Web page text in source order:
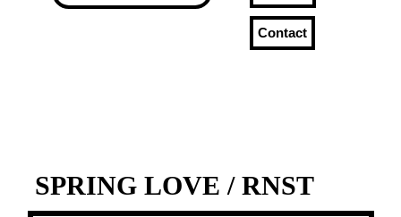
Contact
SPRING LOVE / RNST